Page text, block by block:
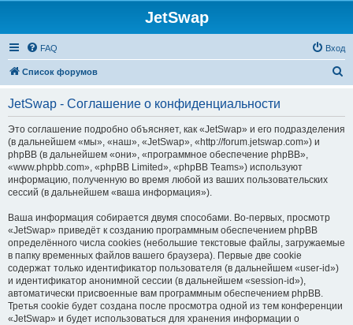
JetSwap
FAQ Вход
Список форумов
JetSwap - Соглашение о конфиденциальности
Это соглашение подробно объясняет, как «JetSwap» и его подразделения
(в дальнейшем «мы», «наш», «JetSwap», «http://forum.jetswap.com») и
phpBB (в дальнейшем «они», «программное обеспечение phpBB»,
«www.phpbb.com», «phpBB Limited», «phpBB Teams») используют
информацию, полученную во время любой из ваших пользовательских
сессий (в дальнейшем «ваша информация»).
Ваша информация собирается двумя способами. Во-первых, просмотр
«JetSwap» приведёт к созданию программным обеспечением phpBB
определённого числа cookies (небольшие текстовые файлы, загружаемые
в папку временных файлов вашего браузера). Первые две cookie
содержат только идентификатор пользователя (в дальнейшем «user-id»)
и идентификатор анонимной сессии (в дальнейшем «session-id»),
автоматически присвоенные вам программным обеспечением phpBB.
Третья cookie будет создана после просмотра одной из тем конференции
«JetSwap» и будет использоваться для хранения информации о